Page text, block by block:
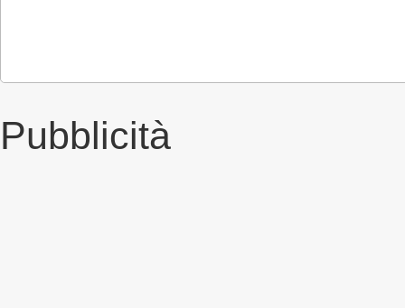
Pubblicità